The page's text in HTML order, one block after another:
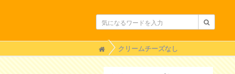
H
o
m
クリームチーズなし